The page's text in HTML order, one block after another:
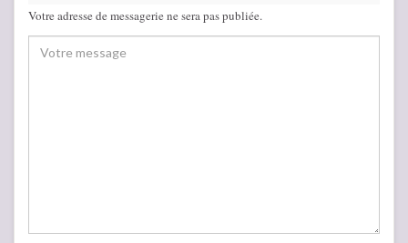
Votre adresse de messagerie ne sera pas publiée.